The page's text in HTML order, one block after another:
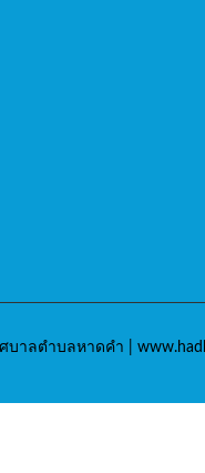
บาลตำบลหาดคำ |